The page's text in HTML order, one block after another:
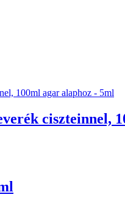
ciszteinnel,